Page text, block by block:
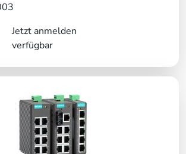
Jetzt anmelden
verfügbar